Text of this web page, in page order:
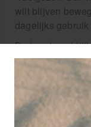
wilt blijven
dagelijks gebruik
De bandage
is daardoor
verrekkingen
wordt
zwachtels of
uitgebreide